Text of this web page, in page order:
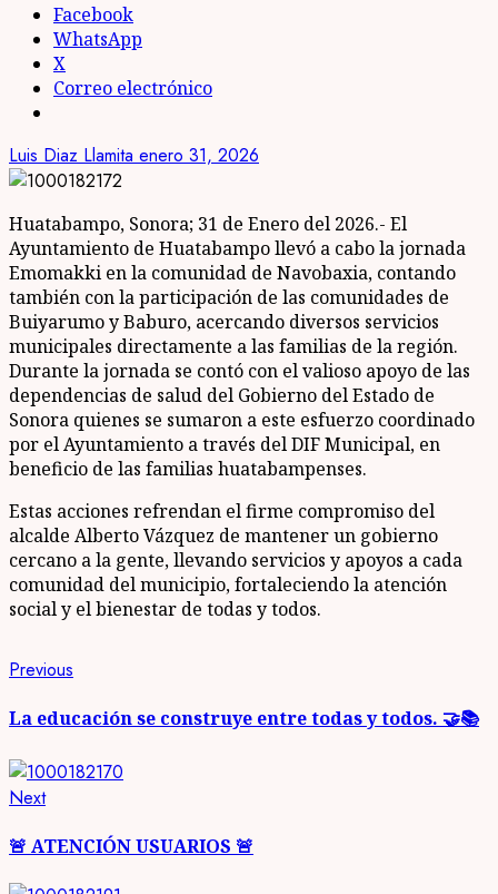
Facebook
WhatsApp
X
Correo electrónico
Luis Diaz Llamita enero 31, 2026
Huatabampo, Sonora; 31 de Enero del 2026.- El
Ayuntamiento de Huatabampo llevó a cabo la jornada
Emomakki en la comunidad de Navobaxia, contando
también con la participación de las comunidades de
Buiyarumo y Baburo, acercando diversos servicios
municipales directamente a las familias de la región.
Durante la jornada se contó con el valioso apoyo de las
dependencias de salud del Gobierno del Estado de
Sonora quienes se sumaron a este esfuerzo coordinado
por el Ayuntamiento a través del DIF Municipal, en
beneficio de las familias huatabampenses.
Estas acciones refrendan el firme compromiso del
alcalde Alberto Vázquez de mantener un gobierno
cercano a la gente, llevando servicios y apoyos a cada
comunidad del municipio, fortaleciendo la atención
social y el bienestar de todas y todos.
Post
navigation
Previous
La educación se construye entre todas y todos. 🤝📚
NextNext
🚨 ATENCIÓN USUARIOS 🚨